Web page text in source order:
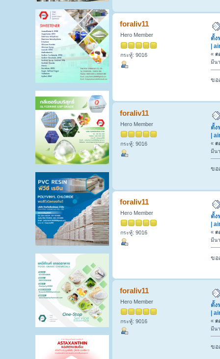
foraliv11
Hero Member
กระทู้: 9016
ตั้ง
|
« ต
มีน
ขอ
foraliv11
Hero Member
กระทู้: 9016
ตั้ง
|
« ต
มีน
ขอ
foraliv11
Hero Member
กระทู้: 9016
ตั้ง
|
« ต
มีน
ขอ
foraliv11
Hero Member
กระทู้: 9016
ตั้ง
|
« ต
มีน
ขอ